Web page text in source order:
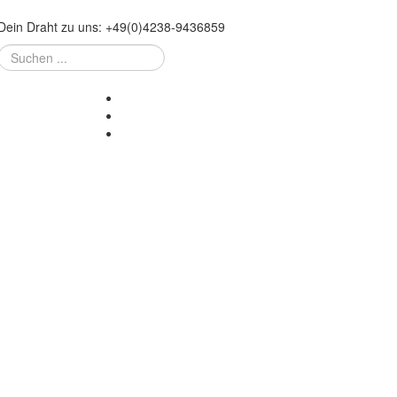
Draht zu uns: +49(0)4238-9436859
...